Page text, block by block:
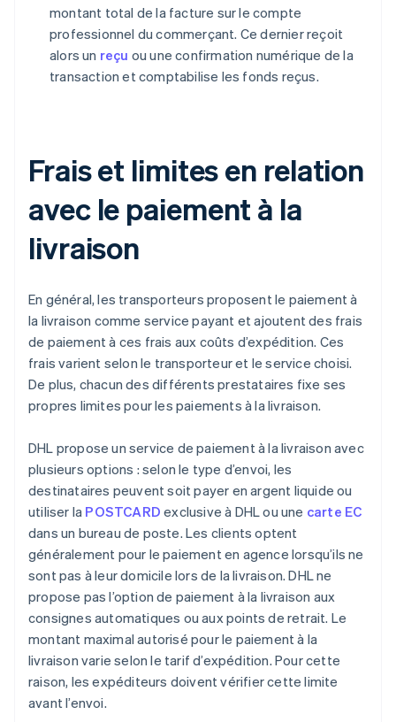
montant total de la facture sur le compte
professionnel du commerçant. Ce dernier reçoit
alors un reçu ou une confirmation numérique de la
transaction et comptabilise les fonds reçus.
Frais et limites en relation
avec le paiement à la
livraison
En général, les transporteurs proposent le paiement à
la livraison comme service payant et ajoutent des frais
de paiement à ces frais aux coûts d’expédition. Ces
frais varient selon le transporteur et le service choisi.
De plus, chacun des différents prestataires fixe ses
propres limites pour les paiements à la livraison.
DHL propose un service de paiement à la livraison avec
plusieurs options : selon le type d’envoi, les
destinataires peuvent soit payer en argent liquide ou
utiliser la POSTCARD exclusive à DHL ou une carte EC
dans un bureau de poste. Les clients optent
généralement pour le paiement en agence lorsqu’ils ne
sont pas à leur domicile lors de la livraison. DHL ne
propose pas l’option de paiement à la livraison aux
consignes automatiques ou aux points de retrait. Le
montant maximal autorisé pour le paiement à la
livraison varie selon le tarif d’expédition. Pour cette
raison, les expéditeurs doivent vérifier cette limite
avant l’envoi.